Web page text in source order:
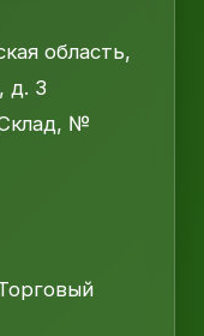
область,
д. 3
№